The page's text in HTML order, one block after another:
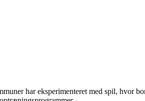
har eksperimenteret med spil, hvor